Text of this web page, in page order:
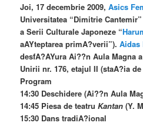
Joi, 17 decembrie 2009,Asics
Universitatea “Dimitrie
a Serii Culturale Japoneze “
aAYteptarea primA?verii”).Aidas
desfA?AYura Ai??n Aula Magna
Unirii nr. 176, etajul II (staA?ia
Program
14:30 Deschidere (Ai??n Aula
14:45 Piesa de teatruKantan (Y.
15:30 Dans tradiA?ional